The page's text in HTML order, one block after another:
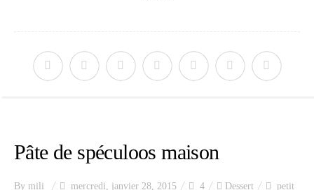
Pâte de spéculoos maison
By mili mercredi, janvier 28, 2015 4 Dessert petit